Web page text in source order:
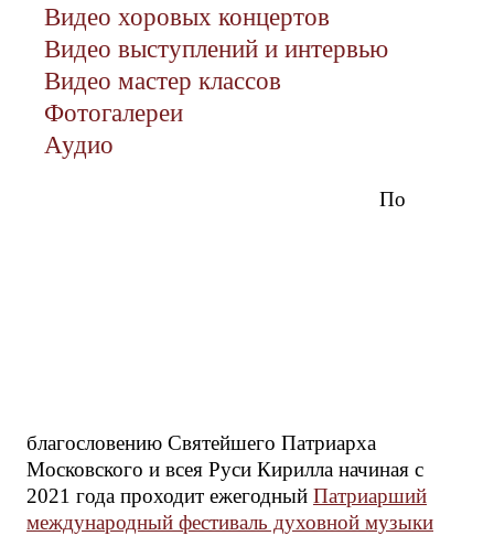
Видео хоровых концертов
Видео выступлений и интервью
Видео мастер классов
Фотогалереи
Аудио
По
благословению Святейшего Патриарха
Московского и всея Руси Кирилла начиная с
2021 года проходит ежегодный Патриарший
международный фестиваль духовной музыки